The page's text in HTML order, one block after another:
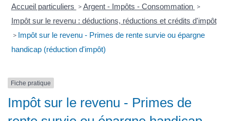
Accueil particuliers > Argent - Impôts - Consommation >
Impôt sur le revenu : déductions, réductions et crédits d'impôt
> Impôt sur le revenu - Primes de rente survie ou épargne
handicap (réduction d'impôt)
Fiche pratique
Impôt sur le revenu - Primes de